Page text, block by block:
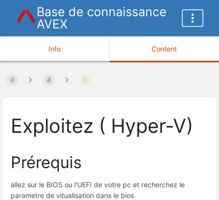
Base de connaissance
AVEX
Info Content
Exploitez ( Hyper-V)
Prérequis
allez sur le BIOS ou l'UEFI de votre pc et recherchez le
parametre de vitualisation dans le bios